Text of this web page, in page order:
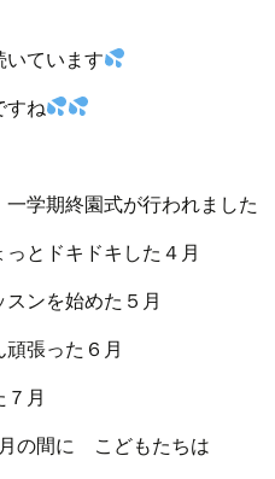
ています
すね
学期終園式が行われました
とドキドキした４月
ンを始めた５月
張った６月
月
の間に こどもたちは